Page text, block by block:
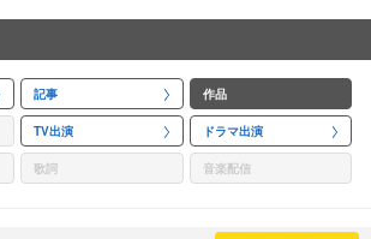
記事 作品
TV出演 ドラマ出演
歌詞 音楽配信